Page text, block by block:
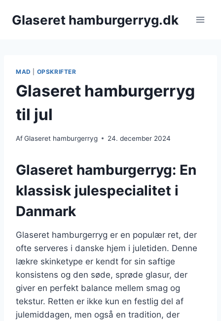
Glaseret hamburgerryg.dk
MAD OPSKRIFTER
Glaseret hamburgerryg
til jul
AfGlaseret hamburgerryg 24. december 2024
Glaseret hamburgerryg: En
klassisk julespecialitet i
Danmark
Glaseret hamburgerryg er en populær ret, der
ofte serveres i danske hjem i juletiden. Denne
lækre skinketype er kendt for sin saftige
konsistens og den søde, sprøde glasur, der
giver en perfekt balance mellem smag og
tekstur. Retten er ikke kun en festlig del af
julemiddagen, men også en tradition, der